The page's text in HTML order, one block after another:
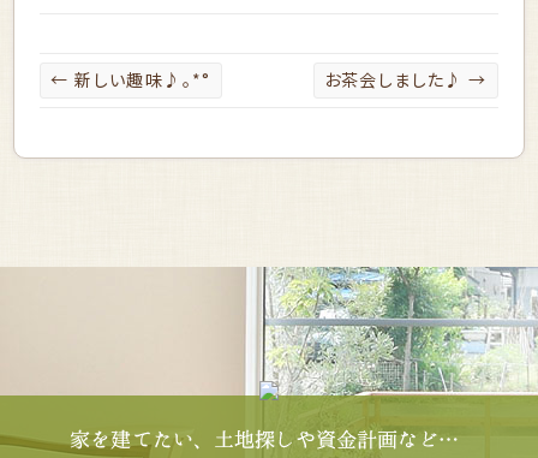
← 新しい趣味♪。*° お茶会しました♪→